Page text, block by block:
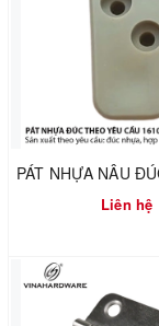
Liên hệ